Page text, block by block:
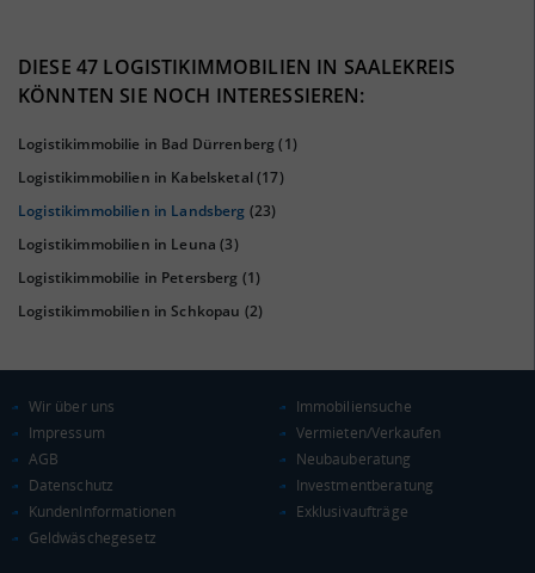
41%
Euro pro Kopf
(Landkreis / Kreisfreie Stadt)
Kaufkraftindex
(Landkreis / Kreisfreie Stadt)
KAUFKRAFT - EURO PRO KOPF
DIESE 47 LOGISTIKIMMOBILIEN IN SAALEKREIS
KÖNNTEN SIE NOCH INTERESSIEREN:
Logistikimmobilie in Bad Dürrenberg(1)
Logistikimmobilien in Kabelsketal(17)
Logistikimmobilien in Landsberg (23)
Logistikimmobilien in Leuna (3)
Logistikimmobilie in Petersberg (1)
Logistikimmobilien in Schkopau (2)
Wir über uns
Impressum
AGB
Datenschutz
KundenInformationen
Geldwäschegesetz
Immobiliensuche
Vermieten/Verkaufen
Neubauberatung
Investmentberatung
Exklusivaufträge